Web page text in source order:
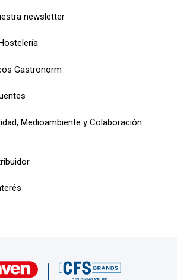
newsletter
Gastronorm
Medioambiente y Colaboración